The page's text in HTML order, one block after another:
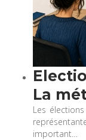
La
Les
important…